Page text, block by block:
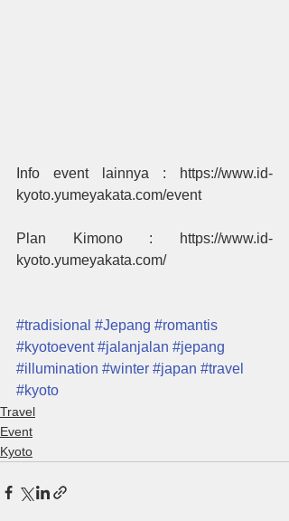
Info event lainnya : https://www.id-
kyoto.yumeyakata.com/event
Plan Kimono : https://www.id-
kyoto.yumeyakata.com/
#tradisional #Jepang #romantis
#kyotoevent #jalanjalan #jepang
#illumination #winter #japan #travel
#kyoto
Travel
Event
Kyoto